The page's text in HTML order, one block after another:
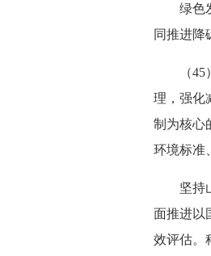
绿色
同推进降
（
理，强化
制为核心
环境标准
坚持
面推进以
效评估。